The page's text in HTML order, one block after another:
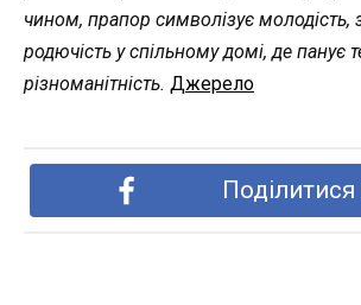
чином, прапор символізує молодість,
родючість у спільному домі, де панує
різноманітність. Джерело